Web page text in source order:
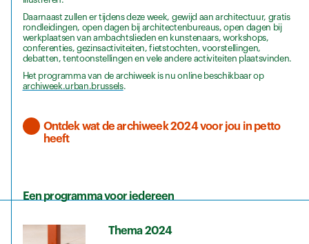
Daarnaast zullen er tijdens deze week, gewijd aan architectuur, gratis
rondleidingen, open dagen bij architectenbureaus, open dagen bij
werkplaatsen van ambachtslieden en kunstenaars, workshops,
conferenties, gezinsactiviteiten, fietstochten, voorstellingen,
debatten, tentoonstellingen en vele andere activiteiten plaatsvinden.
Het programma van de archiweek is nu online beschikbaar op
archiweek.urban.brussels.
Ontdek wat de archiweek 2024 voor jou in petto
heeft
Een programma voor iedereen
Thema 2024